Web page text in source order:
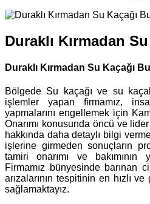
Duraklı Kırmadan
Duraklı Kırmadan Su Kaçağı
Bölgede Su kaçağı ve su
işlemler yapan firmamız,
yapmalarını engellemek için
Onarımı konusunda öncü ve
hakkında daha detaylı bilgi
işlerine girmeden sonuçların
tamiri onarımı ve bakımının
Firmamız bünyesinde barınan
arızalarının tespitinin en hızlı
sağlamaktayız.